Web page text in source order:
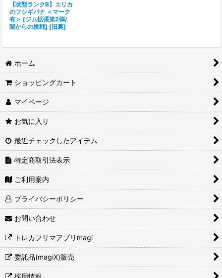
【状態ランクB】エリカ
のフシギバナ ＜マーク
有＞ [ジム拡張第2弾/
闇からの挑戦] [旧裏]
ホーム
ショッピングカート
マイページ
お気に入り
最近チェックしたアイテム
特定商取引法表示
ご利用案内
プライバシーポリシー
お問い合わせ
トレカフリマアプリmagi
委託品(magiX)販売